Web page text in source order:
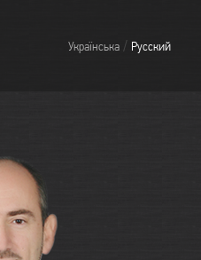
Українська / Русский